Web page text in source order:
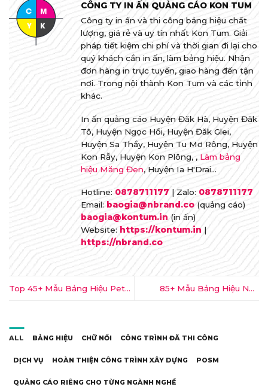
CÔNG TY IN ẤN QUẢNG CÁO KON TUM
Công ty in ấn và thi công bảng hiệu chất
lượng, giá rẻ và uy tín nhất Kon Tum. Giải
pháp tiết kiệm chi phí và thời gian đi lại cho
quý khách cần in ấn, làm bảng hiệu. Nhận
đơn hàng in trực tuyến, giao hàng đến tận
nơi. Trong nội thành Kon Tum và các tỉnh
khác.
In ấn quảng cáo Huyện Đăk Hà, Huyện Đăk
Tô, Huyện Ngọc Hồi, Huyện Đăk Glei,
Huyện Sa Thầy, Huyện Tu Mơ Rông, Huyện
Kon Rẫy, Huyện Kon Plông, , Làm bảng
hiệu Măng Đen, Huyện Ia H'Drai...
Hotline: 0878711177 | Zalo: 0878711177
Email: baogia@nbrand.co (quảng cáo)
baogia@kontum.in (in ấn)
Website: https://kontum.in |
https://nbrand.co
Top 45+ Mẫu Bảng Hiệu Pet
85+ Mẫu Bảng Hiệu Nhà
ALL BẢNG HIỆU CHỮ NỔI CÔNG TRÌNH ĐÃ THI CÔNG
DỊCH VỤ HOÀN THIỆN CÔNG TRÌNH XÂY DỰNG POSM
QUẢNG CÁO RIÊNG CHO TỪNG NGÀNH NGHỀ